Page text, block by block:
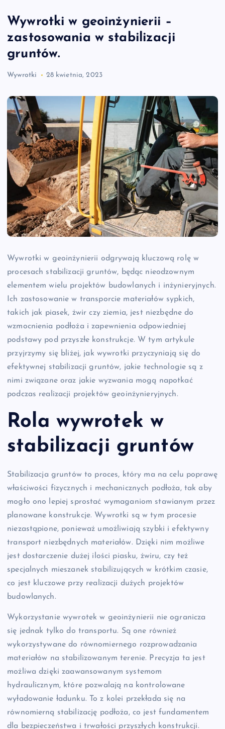
Wywrotki w geoinżynierii –
zastosowania w stabilizacji
gruntów.
Wywrotki 28 kwietnia, 2023
Wywrotki w geoinżynierii odgrywają kluczową rolę w
procesach stabilizacji gruntów, będąc nieodzownym
elementem wielu projektów budowlanych i inżynieryjnych.
Ich zastosowanie w transporcie materiałów sypkich,
takich jak piasek, żwir czy ziemia, jest niezbędne do
wzmocnienia podłoża i zapewnienia odpowiedniej
podstawy pod przyszłe konstrukcje. W tym artykule
przyjrzymy się bliżej, jak wywrotki przyczyniają się do
efektywnej stabilizacji gruntów, jakie technologie są z
nimi związane oraz jakie wyzwania mogą napotkać
podczas realizacji projektów geoinżynieryjnych.
Rola wywrotek w
stabilizacji gruntów
Stabilizacja gruntów to proces, który ma na celu poprawę
właściwości fizycznych i mechanicznych podłoża, tak aby
mogło ono lepiej sprostać wymaganiom stawianym przez
planowane konstrukcje. Wywrotki są w tym procesie
niezastąpione, ponieważ umożliwiają szybki i efektywny
transport niezbędnych materiałów. Dzięki nim możliwe
jest dostarczenie dużej ilości piasku, żwiru, czy też
specjalnych mieszanek stabilizujących w krótkim czasie,
co jest kluczowe przy realizacji dużych projektów
budowlanych.
Wykorzystanie wywrotek w geoinżynierii nie ogranicza
się jednak tylko do transportu. Są one również
wykorzystywane do równomiernego rozprowadzania
materiałów na stabilizowanym terenie. Precyzja ta jest
możliwa dzięki zaawansowanym systemom
hydraulicznym, które pozwalają na kontrolowane
wyładowanie ładunku. To z kolei przekłada się na
równomierną stabilizację podłoża, co jest fundamentem
dla bezpieczeństwa i trwałości przyszłych konstrukcji.